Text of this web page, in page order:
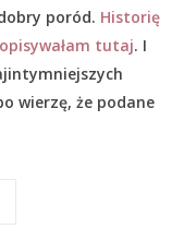
poród. Historię
tutaj. I
wierzę, że podane